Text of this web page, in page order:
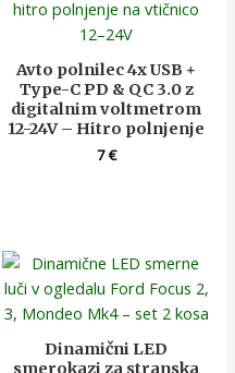
Avto polnilec 4x USB +
Type-C PD & QC 3.0 z
digitalnim voltmetrom
12-24V – Hitro polnjenje
7€
Dinamični LED
smerokazi za stranska